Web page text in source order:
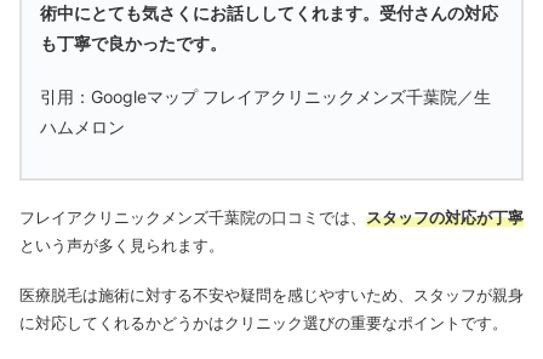
術中にとても気さくにお話ししてくれます。受付さんの対応
も丁寧で良かったです。
引用：Googleマップ フレイアクリニックメンズ千葉院／生
ハムメロン
フレイアクリニックメンズ千葉院の口コミでは、 スタッフの対応が丁寧
という声が多く見られます。
医療脱毛は施術に対する不安や疑問を感じやすいため、スタッフが親身
に対応してくれるかどうかはクリニック選びの重要なポイントです。